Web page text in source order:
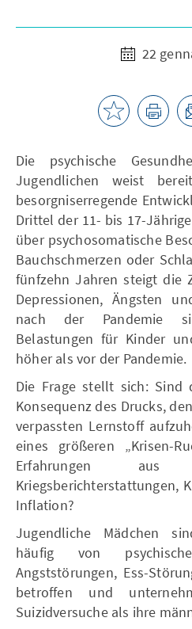
22
Die psychische
Jugendlichen weist
besorgniserregende
Drittel der 11- bis 17-
über psychosomatische
Bauchschmerzen oder
fünfzehn Jahren steigt die
Depressionen, Ängsten
nach der Pandemie
Belastungen für Kinder
höher als vor der Pandemie.
Die Frage stellt sich: Sind
Konsequenz des Drucks,
verpassten Lernstoff
eines größeren „Krisen-
Erfahrungen aus
Kriegsberichterstattungen,
Inflation?
Jugendliche Mädchen
häufig von
Angststörungen, Ess-
betroffen und
Suizidversuche als ihre